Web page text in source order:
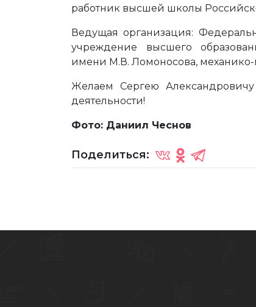
работник высшей школы
Ведущая организация:
учреждение высшего
имени М.В. Ломоносова, механико-
Желаем Сергею
деятельности!
Фото: Даниил Чеснов
Поделиться: